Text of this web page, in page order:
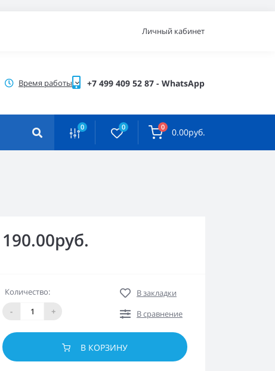
Личный кабинет
Время работы +7 499 409 52 87 - WhatsApp
0 0 0 0.00руб.
190.00руб.
Количество:
-
+
В закладки
В сравнение
В КОРЗИНУ